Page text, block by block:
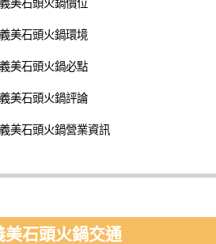
美石頭火鍋價位
美石頭火鍋環境
美石頭火鍋必點
美石頭火鍋評論
美石頭火鍋營業資訊
石頭火鍋交通